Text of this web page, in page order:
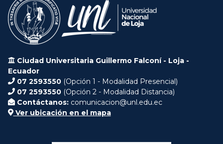
Ciudad Universitaria Guillermo Falconí - Loja -
Ecuador
07 2593550 (Opción 1 - Modalidad Presencial)
07 2593550 (Opción 2 - Modalidad Distancia)
Contáctanos: comunicacion@unl.edu.ec
Ver ubicación en el mapa